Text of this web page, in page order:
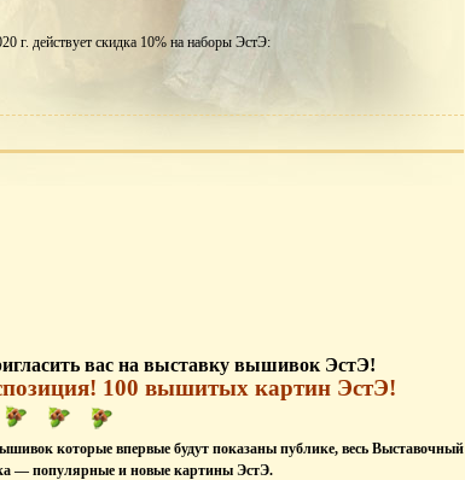
г. действует скидка 10% на наборы ЭстЭ:
вас на выставку вышивок ЭстЭ!
100 вышитых картин ЭстЭ!
которые впервые будут показаны публике, весь Выставочный
— популярные и новые картины ЭстЭ.